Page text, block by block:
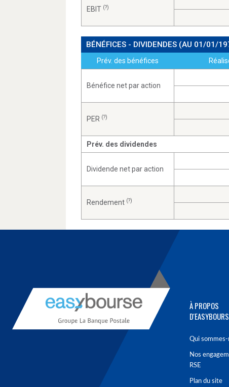
EBIT (?)
BÉNÉFICES - DIVIDENDES (AU 01/01/
Prév. des bénéfices
Bénéfice net par action
PER (?)
Prév. des dividendes
Dividende net par action
Rendement (?)
À PROPOS
Qui sommes-
Nos
RSE
Plan du site